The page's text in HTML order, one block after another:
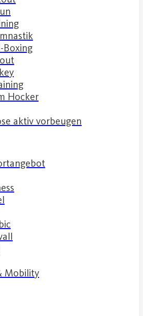
Boxing
Hocker
aktiv vorbeugen
Mobility